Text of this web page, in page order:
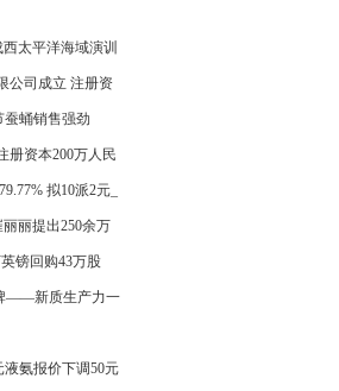
太平洋海域演训
公司成立 注册资
蚕蛹销售强劲
册资本200万人民
拟10派2元_
丽提出250余万
班费、未休年
镑回购43万股
——新质生产力一
液氨报价下调50元